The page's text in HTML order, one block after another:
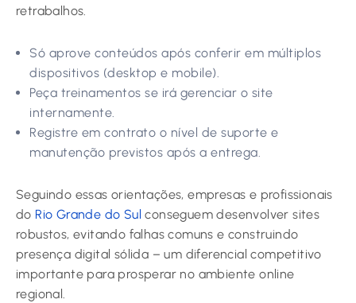
retrabalhos.
Só aprove conteúdos após conferir em múltiplos
dispositivos (desktop e mobile).
Peça treinamentos se irá gerenciar o site
internamente.
Registre em contrato o nível de suporte e
manutenção previstos após a entrega.
Seguindo essas orientações, empresas e profissionais
do Rio Grande do Sul conseguem desenvolver sites
robustos, evitando falhas comuns e construindo
presença digital sólida – um diferencial competitivo
importante para prosperar no ambiente online
regional.